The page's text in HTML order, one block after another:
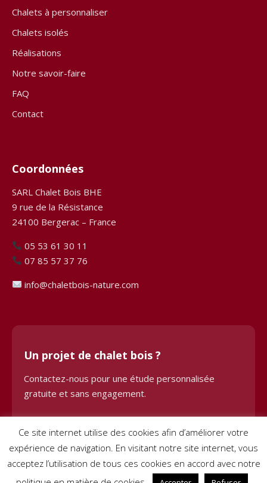
Chalets à personnaliser
Chalets isolés
Réalisations
Notre savoir-faire
FAQ
Contact
Coordonnées
SARL Chalet Bois BHE
9 rue de la Résistance
24100 Bergerac – France
05 53 61 30 11
07 85 57 37 76
info@chaletbois-nature.com
Un projet de chalet bois ?
Contactez-nous pour une étude personnalisée
gratuite et sans engagement.
Demander une étude
Ce site internet utilise des cookies afin d’améliorer votre
expérience de navigation. En visitant notre site internet, vous
acceptez l’utilisation de tous ces cookies en accord avec notre